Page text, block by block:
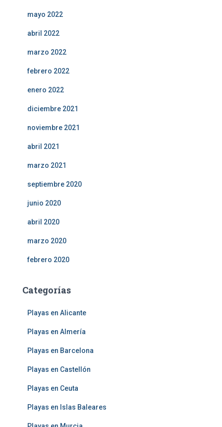
mayo 2022
abril 2022
marzo 2022
febrero 2022
enero 2022
diciembre 2021
noviembre 2021
abril 2021
marzo 2021
septiembre 2020
junio 2020
abril 2020
marzo 2020
febrero 2020
Categorías
Playas en Alicante
Playas en Almería
Playas en Barcelona
Playas en Castellón
Playas en Ceuta
Playas en Islas Baleares